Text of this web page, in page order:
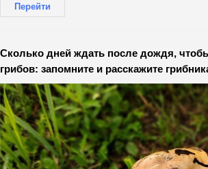
Перейти
Сколько дней ждать после дождя,
грибов: запомните и расскажите